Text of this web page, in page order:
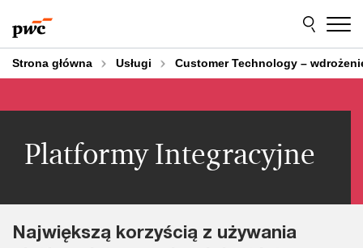
do
treści
do
stopki
Strona główna Usługi Customer Technology –
Platformy Integracyjne
Największą korzyścią z używania